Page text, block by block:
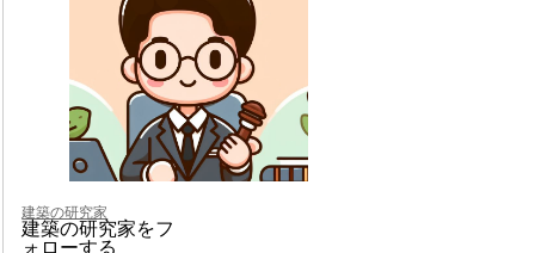
建築の研究家
建築の研究家をフ
ォローする